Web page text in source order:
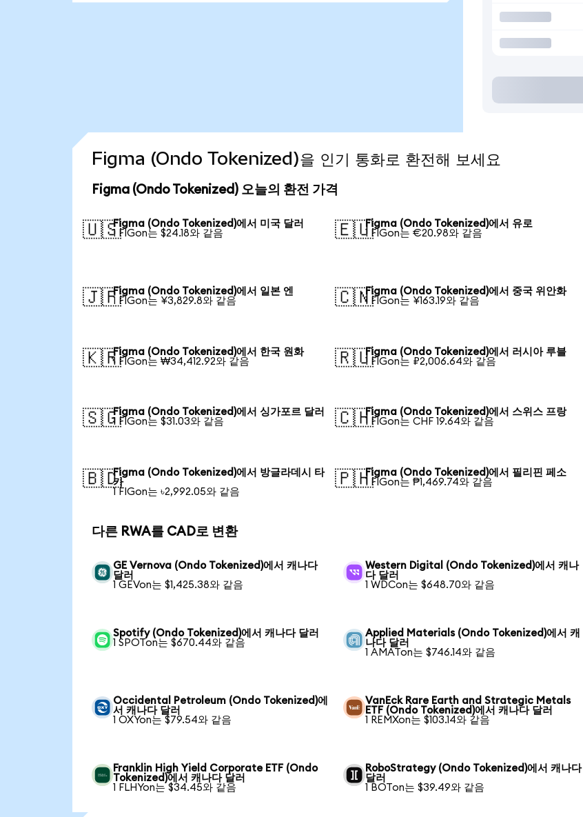
Figma (Ondo Tokenized)을 인기 통화로 환전해 보세요
Figma (Ondo Tokenized) 오늘의 환전 가격
🇺🇸Figma (Ondo Tokenized)에서 미국 달러
1 FIGon는 $24.18와 같음
🇪🇺Figma (Ondo Tokenized)에서 유로
1 FIGon는 €20.98와 같음
🇯🇵Figma (Ondo Tokenized)에서 일본 엔
1 FIGon는 ¥3,829.8와 같음
🇨🇳Figma (Ondo Tokenized)에서 중국 위안화
1 FIGon는 ¥163.19와 같음
🇰🇷Figma (Ondo Tokenized)에서 한국 원화
1 FIGon는 ₩34,412.92와 같음
🇷🇺Figma (Ondo Tokenized)에서 러시아 루블
1 FIGon는 ₽2,006.64와 같음
🇸🇬Figma (Ondo Tokenized)에서 싱가포르 달러
1 FIGon는 $31.03와 같음
🇨🇭Figma (Ondo Tokenized)에서 스위스 프랑
1 FIGon는 CHF 19.64와 같음
🇧🇩Figma (Ondo Tokenized)에서 방글라데시 타
카
1 FIGon는 ৳2,992.05와 같음
🇵🇭Figma (Ondo Tokenized)에서 필리핀 페소
1 FIGon는 ₱1,469.74와 같음
다른 RWA를 CAD로 변환
GE Vernova (Ondo Tokenized)에서 캐나다
달러
1 GEVon는 $1,425.38와 같음
Western Digital (Ondo Tokenized)에서 캐나
다 달러
1 WDCon는 $648.70와 같음
Spotify (Ondo Tokenized)에서 캐나다 달러
1 SPOTon는 $670.44와 같음
Applied Materials (Ondo Tokenized)에서 캐
나다 달러
1 AMATon는 $746.14와 같음
Occidental Petroleum (Ondo Tokenized)에
서 캐나다 달러
1 OXYon는 $79.54와 같음
VanEck Rare Earth and Strategic Metals
ETF (Ondo Tokenized)에서 캐나다 달러
1 REMXon는 $103.14와 같음
Franklin High Yield Corporate ETF (Ondo
Tokenized)에서 캐나다 달러
1 FLHYon는 $34.45와 같음
RoboStrategy (Ondo Tokenized)에서 캐나다
달러
1 BOTon는 $39.49와 같음